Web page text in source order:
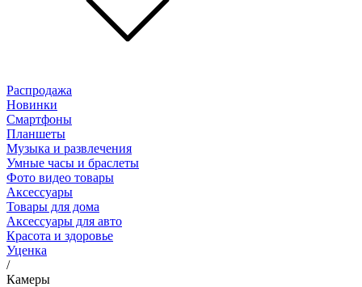
Распродажа
Новинки
Смартфоны
Планшеты
Музыка и развлечения
Умные часы и браслеты
Фото видео товары
Аксессуары
Товары для дома
Аксессуары для авто
Красота и здоровье
Уценка
/
Камеры